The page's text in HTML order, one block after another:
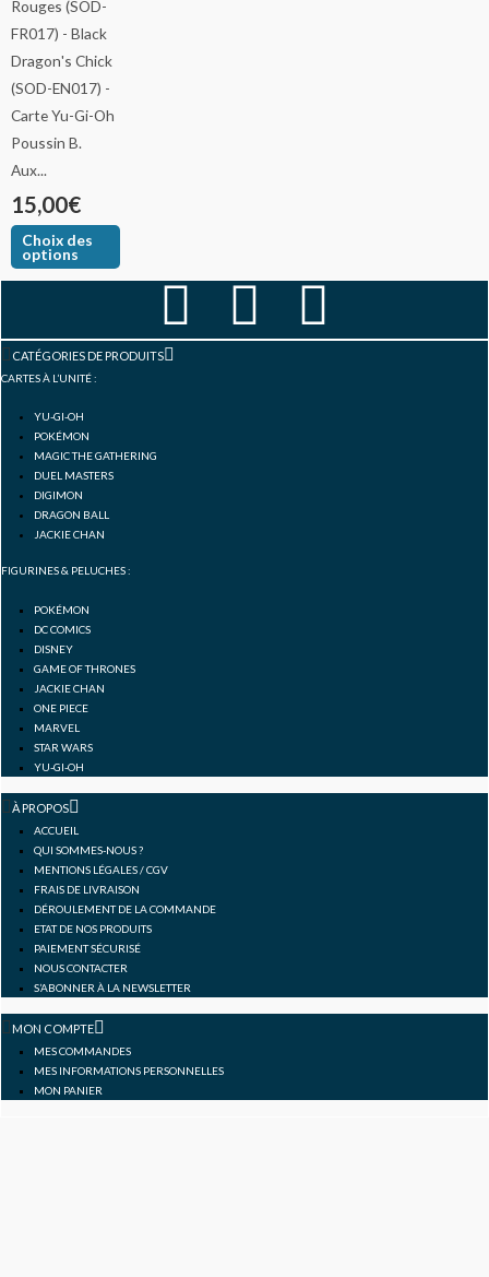
Poussin B.
Aux...
15,00€
Choix des
options
F
f
I
Y
CATÉGORIES DE PRODUITS
CARTES À L’UNITÉ :
YU-GI-OH
POKÉMON
MAGIC THE GATHERING
DUEL MASTERS
DIGIMON
DRAGON BALL
JACKIE CHAN
FIGURINES & PELUCHES :
POKÉMON
DC COMICS
DISNEY
GAME OF THRONES
JACKIE CHAN
ONE PIECE
MARVEL
STAR WARS
YU-GI-OH
À PROPOS
ACCUEIL
QUI SOMMES-NOUS ?
MENTIONS LÉGALES / CGV
FRAIS DE LIVRAISON
DÉROULEMENT DE LA COMMANDE
ETAT DE NOS PRODUITS
PAIEMENT SÉCURISÉ
NOUS CONTACTER
S’ABONNER À LA NEWSLETTER
MON COMPTE
MES COMMANDES
MES INFORMATIONS PERSONNELLES
MON PANIER